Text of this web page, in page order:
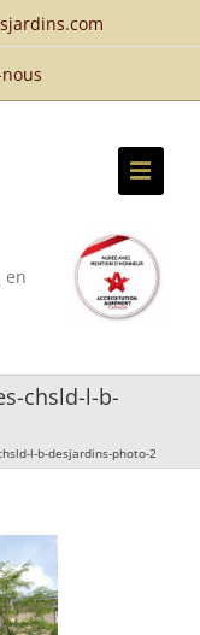
en
chsld-l-b-
l-b-desjardins-photo-2